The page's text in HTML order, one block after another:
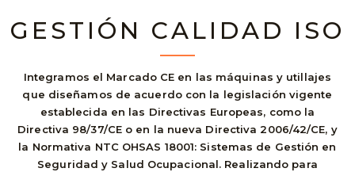
GESTIÓN CALIDAD ISO
Integramos el Marcado CE en las máquinas y utillajes
que diseñamos de acuerdo con la legislación vigente
establecida en las Directivas Europeas, como la
Directiva 98/37/CE o en la nueva Directiva 2006/42/CE, y
la Normativa NTC OHSAS 18001: Sistemas de Gestión en
Seguridad y Salud Ocupacional. Realizando para